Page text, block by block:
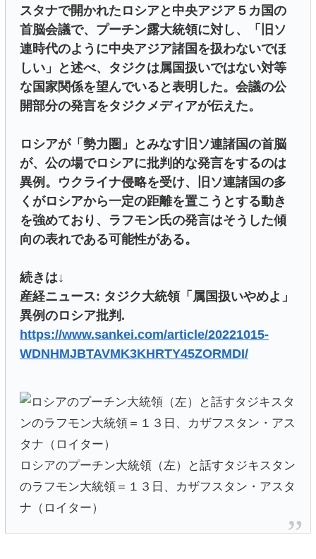
スタナで開かれたロシアと中央アジア５カ国の
首脳会議で、プーチン露大統領に対し、「旧ソ
連時代のように中央アジア諸国を扱わないでほ
しい」と述べ、タジクは属国扱いではない対等
な国家関係を望んでいると表明した。会議の公
開部分の発言をタジクメディアが伝えた。
ロシアが「勢力圏」とみなす旧ソ連諸国の首脳
が、公の場でロシアに批判的な発言をするのは
異例。ウクライナ侵略を受け、旧ソ連諸国の多
くがロシアから一定の距離を置こうとする動き
を強めており、ラフモン氏の発言はそうした傾
向の表れである可能性がある。
続きは↓
産経ニュース: タジク大統領「属国扱いやめよ」
異例のロシア批判.
https://www.sankei.com/article/20221015-
WDNHMJBTAVMK3KHRTY45ZORMDI/
ロシアのプーチン大統領（左）と話すタジキスタン
のラフモン大統領＝１３日、カザフスタン・アスタ
ナ（ロイター）